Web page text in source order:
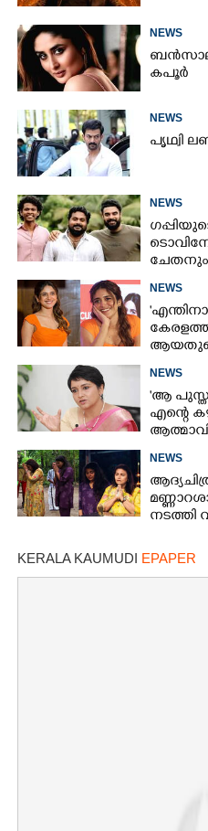
NEWS
കപൂർ
NEWS
പൃഥ്വി
NEWS
ചേതനും
NEWS
NEWS
'ആ
എന്റെ
പങ്കുവച്ച്
NEWS
നടത്തി
KERALA KAUMUDI EPAPER